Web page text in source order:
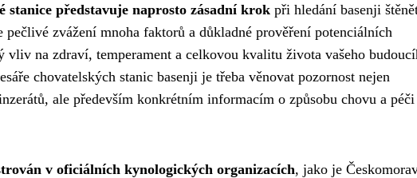
stanice představuje naprosto zásadní krok při hledání basenji
zvážení mnoha faktorů a důkladné prověření potenciálních
na zdraví, temperament a celkovou kvalitu života vašeho
chovatelských stanic basenji je třeba věnovat pozornost nejen
ale především konkrétním informacím o způsobu chovu a
v oficiálních kynologických organizacích, jako je